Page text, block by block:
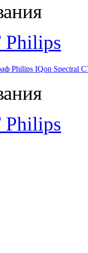
Philips IQon Spectral